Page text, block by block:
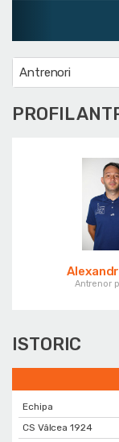
Antrenori
PROFIL
Antrenor
ISTORIC
Echipa
CS Vâlcea 1924